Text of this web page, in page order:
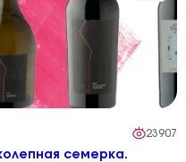
23907
семерка.